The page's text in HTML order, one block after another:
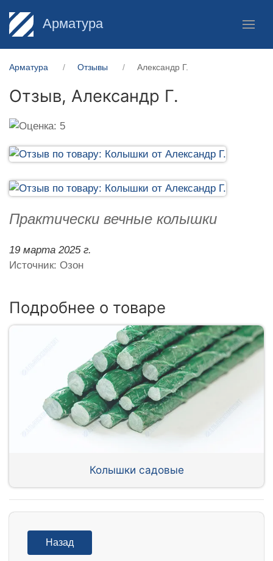
Арматура
Арматура Отзывы Александр Г.
Отзыв, Александр Г.
Практически вечные колышки
19 марта 2025 г.
Источник: Озон
Подробнее о товаре
Колышки садовые
Назад